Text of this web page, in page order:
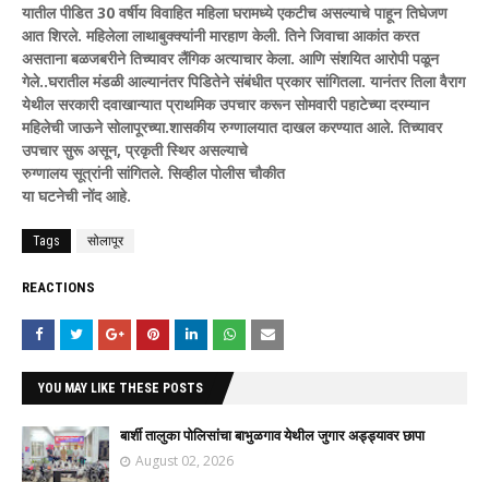
यातील पीडित 30 वर्षीय विवाहित महिला घरामध्ये एकटीच असल्याचे पाहून तिघेजण
आत शिरले. महिलेला लाथाबुक्क्यांनी मारहाण केली. तिने जिवाचा आकांत करत
असताना बळजबरीने तिच्यावर लैंगिक अत्याचार केला. आणि संशयित आरोपी पळून
गेले..घरातील मंडळी आल्यानंतर पिडितेने संबंधीत प्रकार सांगितला. यानंतर तिला वैराग
येथील सरकारी दवाखान्यात प्राथमिक उपचार करून सोमवारी पहाटेच्या दरम्यान
महिलेची जाऊने सोलापूरच्या.शासकीय रुग्णालयात दाखल करण्यात आले. तिच्यावर
उपचार सुरू असून, प्रकृती स्थिर असल्याचे
रुग्णालय सूत्रांनी सांगितले. सिव्हील पोलीस चौकीत
या घटनेची नोंद आहे.
Tags सोलापूर
REACTIONS
YOU MAY LIKE THESE POSTS
बार्शी तालुका पोलिसांचा बाभुळगाव येथील जुगार अड्ड्यावर छापा
August 02, 2026